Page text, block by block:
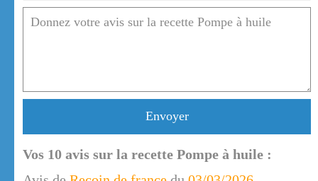
Envoyer
Vos 10 avis sur la recette Pompe à huile :